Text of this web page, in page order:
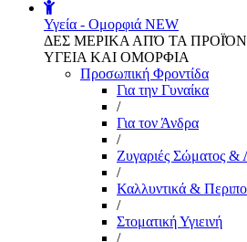
Υγεία - Ομορφιά NEW
ΔΕΣ ΜΕΡΙΚΑ ΑΠΌ ΤΑ
ΥΓΕΙΑ ΚΑΙ ΟΜΟΡΦΙΑ
Προσωπική Φροντίδα
Για την Γυναίκα
/
Για τον Άνδρα
/
Ζυγαριές Σώματος &
/
Καλλυντικά &
/
Στοματική Υγιεινή
/